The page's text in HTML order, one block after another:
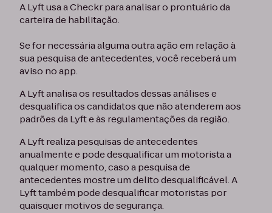
A Lyft usa a Checkr para analisar o prontuário da
carteira de habilitação.
Se for necessária alguma outra ação em relação à
sua pesquisa de antecedentes, você receberá um
aviso no app.
A Lyft analisa os resultados dessas análises e
desqualifica os candidatos que não atenderem aos
padrões da Lyft e às regulamentações da região.
A Lyft realiza pesquisas de antecedentes
anualmente e pode desqualificar um motorista a
qualquer momento, caso a pesquisa de
antecedentes mostre um delito desqualificável. A
Lyft também pode desqualificar motoristas por
quaisquer motivos de segurança.